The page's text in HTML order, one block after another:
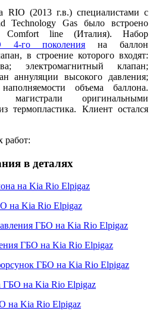
RIO (2013 г.в.) специалистами с
Technology Gas было встроено
Comfort line (Италия). Набор
4-го поколения на баллон
в строение которого входят:
электромагнитный клапан;
аннуляции высокого давления;
объема баллона.
магистрали оригинальными
термопластика. Клиент остался
работ:
в деталях